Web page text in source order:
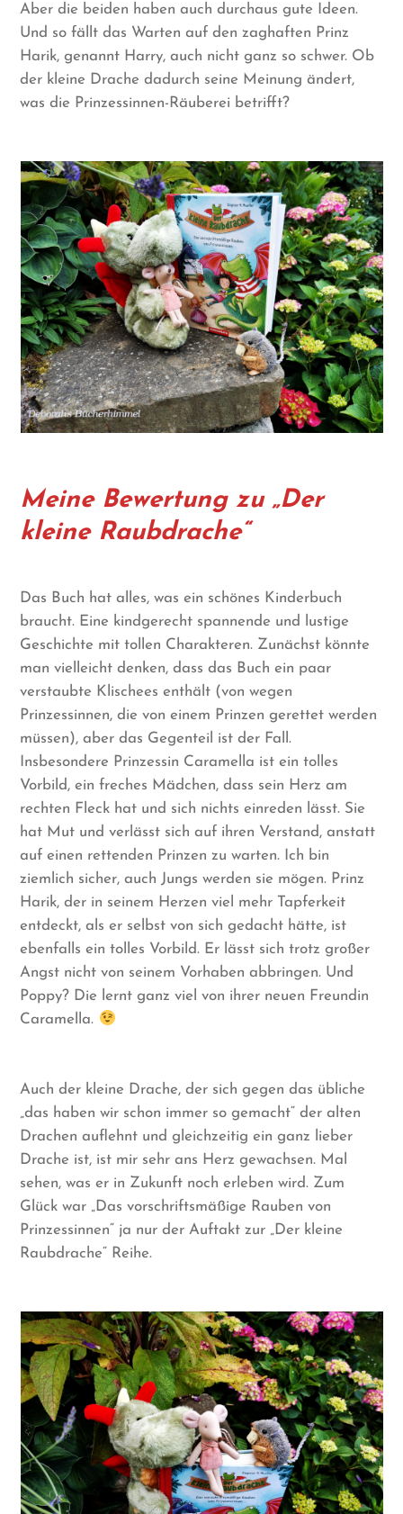
Aber die beiden haben auch durchaus gute Ideen.
Und so fällt das Warten auf den zaghaften Prinz
Harik, genannt Harry, auch nicht ganz so schwer. Ob
der kleine Drache dadurch seine Meinung ändert,
was die Prinzessinnen-Räuberei betrifft?
Meine Bewertung zu „Der
kleine Raubdrache“
Das Buch hat alles, was ein schönes Kinderbuch
braucht. Eine kindgerecht spannende und lustige
Geschichte mit tollen Charakteren. Zunächst könnte
man vielleicht denken, dass das Buch ein paar
verstaubte Klischees enthält (von wegen
Prinzessinnen, die von einem Prinzen gerettet werden
müssen), aber das Gegenteil ist der Fall.
Insbesondere Prinzessin Caramella ist ein tolles
Vorbild, ein freches Mädchen, dass sein Herz am
rechten Fleck hat und sich nichts einreden lässt. Sie
hat Mut und verlässt sich auf ihren Verstand, anstatt
auf einen rettenden Prinzen zu warten. Ich bin
ziemlich sicher, auch Jungs werden sie mögen. Prinz
Harik, der in seinem Herzen viel mehr Tapferkeit
entdeckt, als er selbst von sich gedacht hätte, ist
ebenfalls ein tolles Vorbild. Er lässt sich trotz großer
Angst nicht von seinem Vorhaben abbringen. Und
Poppy? Die lernt ganz viel von ihrer neuen Freundin
Caramella.
Auch der kleine Drache, der sich gegen das übliche
„das haben wir schon immer so gemacht“ der alten
Drachen auflehnt und gleichzeitig ein ganz lieber
Drache ist, ist mir sehr ans Herz gewachsen. Mal
sehen, was er in Zukunft noch erleben wird. Zum
Glück war „Das vorschriftsmäßige Rauben von
Prinzessinnen“ ja nur der Auftakt zur „Der kleine
Raubdrache“ Reihe.